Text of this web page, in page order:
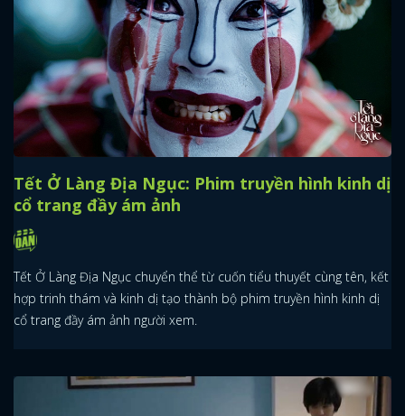
Tết Ở Làng Địa Ngục: Phim truyền hình kinh dị
cổ trang đầy ám ảnh
Tết Ở Làng Địa Ngục chuyển thể từ cuốn tiểu thuyết cùng tên, kết
hợp trinh thám và kinh dị tạo thành bộ phim truyền hình kinh dị
cổ trang đầy ám ảnh người xem.